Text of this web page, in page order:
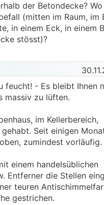
der Betondecke? Wo
(mitten im Raum, im
in einem Eck, in einem
stösst)?
feucht! - Es bleibt Ihnen
massiv zu lüften.
im Kellerbereich,
Seit einigen
zumindest vorläufig.
einem handelsüblichen
Entferner die Stellen
teuren
gestrichen.